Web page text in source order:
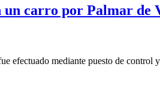
un carro por Palmar de
mediante puesto de control